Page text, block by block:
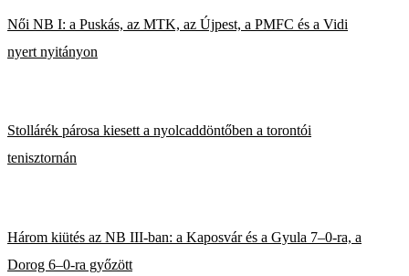
Női NB I: a Puskás, az MTK, az Újpest, a PMFC és a Vidi
nyert nyitányon
Stollárék párosa kiesett a nyolcaddöntőben a torontói
tenisztornán
Három kiütés az NB III-ban: a Kaposvár és a Gyula 7–0-ra, a
Dorog 6–0-ra győzött